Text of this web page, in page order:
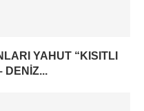
YAHUT “KISITLI
DENIZ...